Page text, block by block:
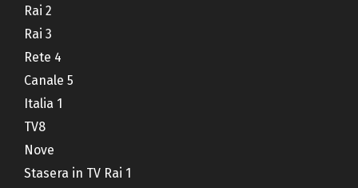
Rai 2
Rai 3
Rete 4
Canale 5
Italia 1
TV8
Nove
Stasera in TV Rai 1